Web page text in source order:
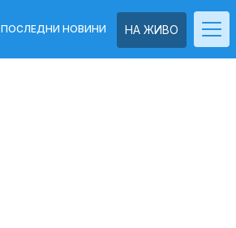
НА ЖИВО
ПОСЛЕДНИ НОВИНИ